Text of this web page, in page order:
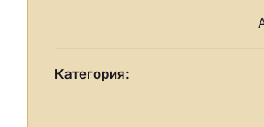
Категория: